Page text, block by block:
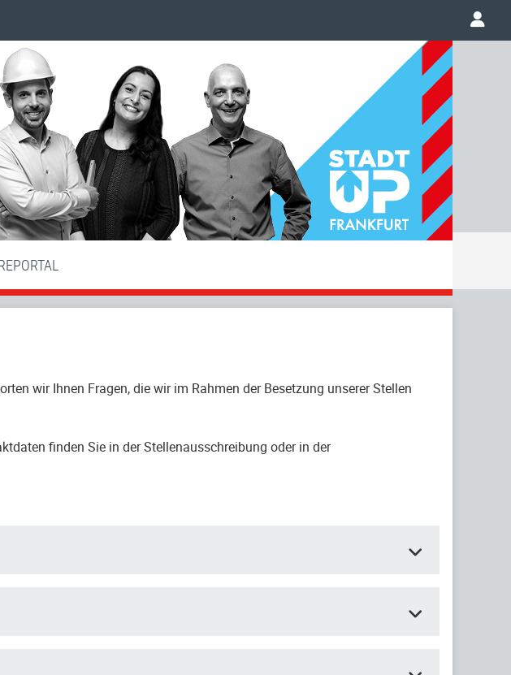
wir Ihnen Fragen, die wir im Rahmen der Besetzung unserer Stellen
finden Sie in der Stellenausschreibung oder in der